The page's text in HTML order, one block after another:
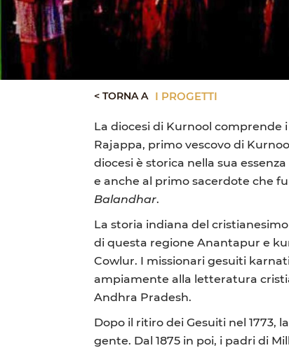
< TORNA A I PROGETTI
La diocesi di Kurnool comprende
Rajappa, primo vescovo di
diocesi è storica nella sua
e anche al primo sacerdote che
Balandhar.
La storia indiana del
di questa regione Anantapur e
Cowlur. I missionari gesuiti
ampiamente alla letteratura
Andhra Pradesh.
Dopo il ritiro dei Gesuiti nel 1773,
gente. Dal 1875 in poi, i padri di